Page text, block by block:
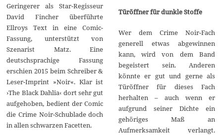
Geringerer als Star-Regisseur
David Fincher überführte
Ellroys Text in eine Comic-
Fassung, unterstützt von
Szenarist Matz. Eine
deutschsprachige Fassung
erschien 2015 beim Schreiber &
Leser-Imprint »Noir«. Klar ist
›The Black Dahlia‹ dort sehr gut
aufgehoben, bedient der Comic
die Crime Noir-Schublade doch
in allen schwarzen Facetten.
Türöffner für dunkle Stoffe
Wer dem Crime Noir-Fach
generell etwas abgewinnen
kann, wird von dem Band
begeistert sein. Anderen
könnte er gut und gerne als
Türöffner für dieses Fach
herhalten – auch wenn er
aufgrund seiner Dichte ein
gehöriges Maß an
Aufmerksamkeit verlangt.